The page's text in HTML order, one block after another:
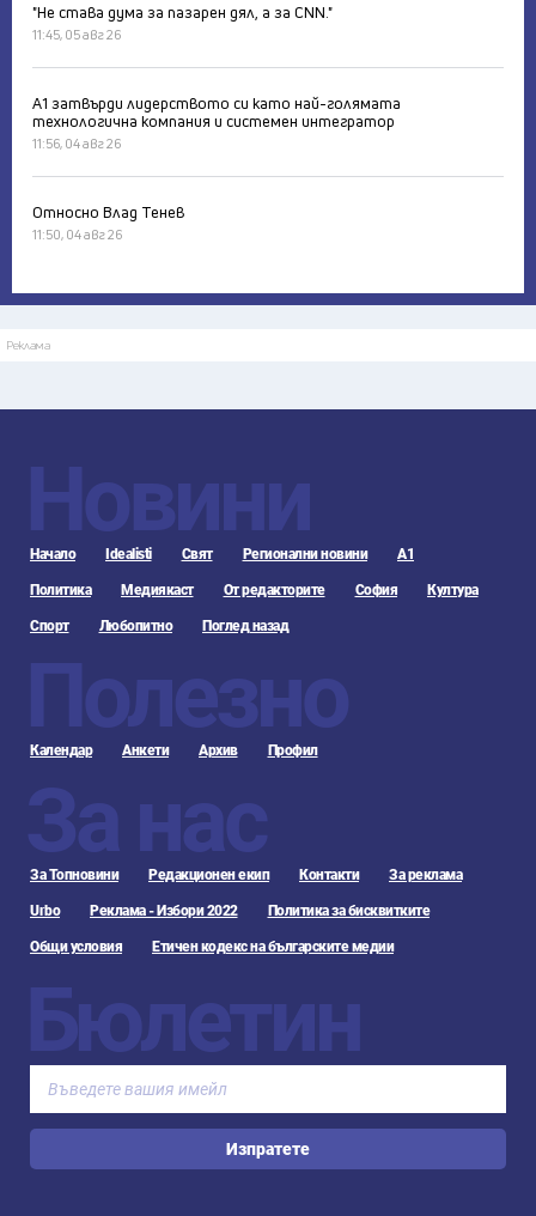
"Не става дума за пазарен дял, а за CNN."
11:45, 05 авг 26
А1 затвърди лидерството си като най-голямата
технологична компания и системен интегратор
11:56, 04 авг 26
Относно Влад Тенев
11:50, 04 авг 26
Реклама
Новини
Начало Idealisti Свят Регионални новини А1
Политика Медиякаст От редакторите София Култура
Спорт Любопитно Поглед назад
Полезно
Календар Анкети Архив Профил
За нас
За Топновини Редакционен екип Контакти За реклама
Urbo Реклама - Избори 2022 Политика за бисквитките
Общи условия Етичен кодекс на българските медии
Бюлетин
Изпратете